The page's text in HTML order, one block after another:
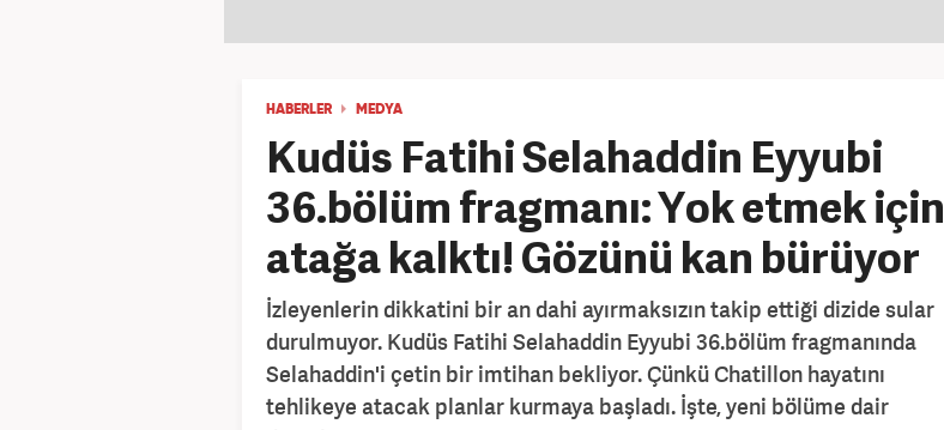
HABERLER MEDYA
Kudüs Fatihi Selahaddin Eyyubi
36.bölüm fragmanı: Yok etmek için
atağa kalktı! Gözünü kan bürüyor
İzleyenlerin dikkatini bir an dahi ayırmaksızın takip ettiği dizide sular
durulmuyor. Kudüs Fatihi Selahaddin Eyyubi 36.bölüm fragmanında
Selahaddin'i çetin bir imtihan bekliyor. Çünkü Chatillon hayatını
tehlikeye atacak planlar kurmaya başladı. İşte, yeni bölüme dair